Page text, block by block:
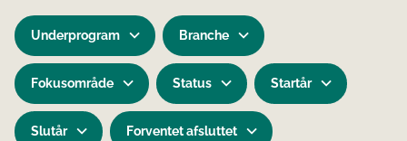
Underprogram Branche
Fokusområde Status Startår
Slutår Forventet afsluttet